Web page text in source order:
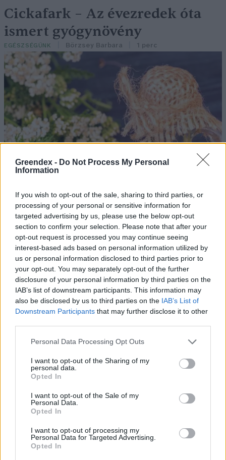
Greendex - Do Not Process My Personal
Information
If you wish to opt-out of the sale, sharing to third parties, or
processing of your personal or sensitive information for
targeted advertising by us, please use the below opt-out
section to confirm your selection. Please note that after your
opt-out request is processed you may continue seeing
interest-based ads based on personal information utilized by
us or personal information disclosed to third parties prior to
your opt-out. You may separately opt-out of the further
disclosure of your personal information by third parties on the
IAB’s list of downstream participants. This information may
also be disclosed by us to third parties on the IAB’s List of
Downstream Participants that may further disclose it to other
Personal Data Processing Opt Outs
I want to opt-out of the Sharing of my
personal data.
Opted In
I want to opt-out of the Sale of my
Personal Data.
Opted In
I want to opt-out of processing my
Personal Data for Targeted Advertising.
Opted In
Cickafark – Az évezredek óta
ismert gyógynövény
EGÉSZSÉGÜNK Börzsey Barbara 1 perc
Ezt a növényt már az őskorban is ismerték, a népi gyógyászatban
pedig ma is számos betegség ellen használják.
Születésnapi programokkal várja a
hétvégén a közönséget a 160 éves
ÉLŐ BOLYGÓNK
Szedd magad őszibarack: itt vannak
a legjobb lelőhelyek!
SZEMLE